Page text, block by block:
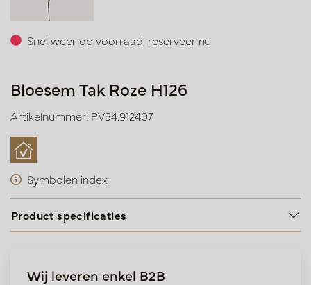
Snel weer op voorraad, reserveer nu
Bloesem Tak Roze H126
Artikelnummer: PV54.912407
Symbolen index
Product specificaties
Wij leveren enkel B2B